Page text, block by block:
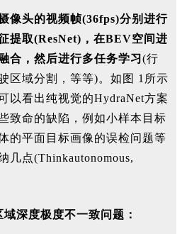
像头的视频帧(36fps)分别进行
提取(ResNet) ，在BEV空间进
合，然后进行多任务学习 (行
区域分割，等等)。如 图 1 所示
以看出纯视觉的HydraNet方案
致命的缺陷，例如小样本目标
的平面目标画像的误检问题等
几点(Thinkautonomous,
深度极度不一致问题：